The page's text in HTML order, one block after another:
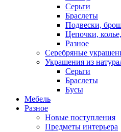
Серьги
Браслеты
Подвески,
Цепочки,
Разное
Серебряные
Украшения из
Серьги
Браслеты
Бусы
Мебель
Разное
Новые поступления
Предметы интерьера